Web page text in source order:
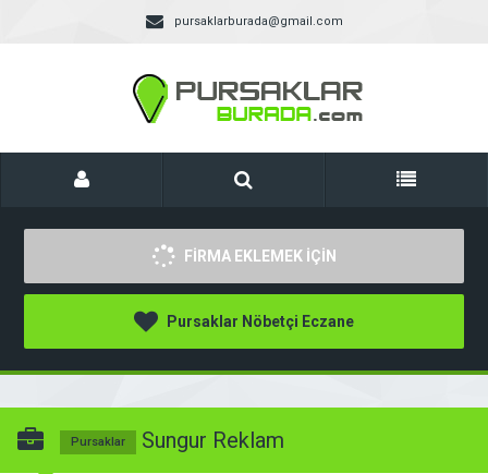
pursaklarburada@gmail.com
FİRMA EKLEMEK İÇİN
Pursaklar Nöbetçi Eczane
Pursaklar Sungur Reklam